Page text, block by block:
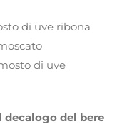
di uve ribona
di uve
decalogo del bere